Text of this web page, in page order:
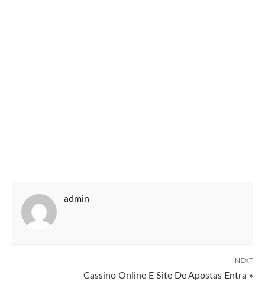
admin
NEXT
Cassino Online E Site De Apostas Entra »